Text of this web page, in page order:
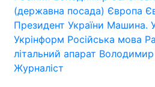
(державна посада) Європа
Президент України Машина.
Укрінформ Російська мова
літальний апарат Володимир
Журналіст